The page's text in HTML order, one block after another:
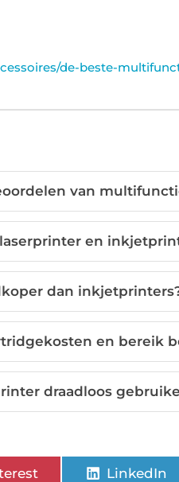
de-beste-
van
en
dan
en bereik
draadloos
LinkedIn